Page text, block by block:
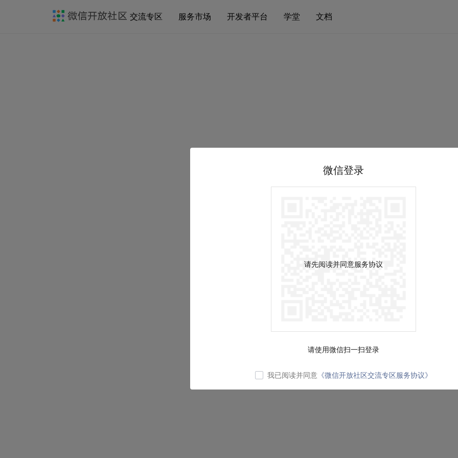
交流专区 服务市场 开发者平台 学堂 文档
微信登录
请先阅读并同意服务协议
请使用微信扫一扫登录
我已阅读并同意 《微信开放社区交流专区服务协议》